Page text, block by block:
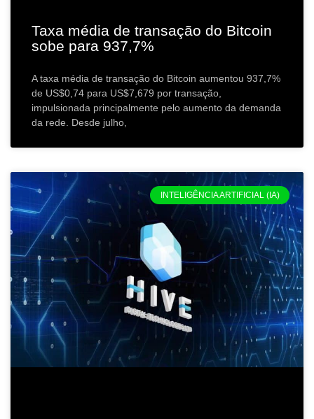
Taxa média de transação do Bitcoin
sobe para 937,7%
A taxa média de transação do Bitcoin aumentou 937,7%
de US$0,74 para US$7,679 por transação,
impulsionada principalmente pelo aumento da demanda
da rede. Desde julho,
INTELIGÊNCIA ARTIFICIAL (IA)